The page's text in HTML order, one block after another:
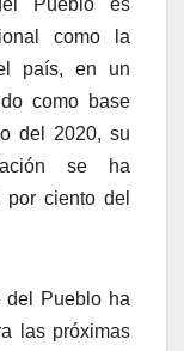
Pueblo es
como la
país, en un
como base
del 2020, su
se ha
ciento del
Pueblo ha
las próximas